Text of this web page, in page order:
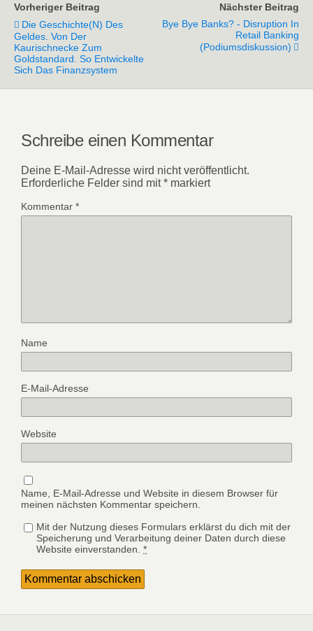
Vorheriger Beitrag
Die Geschichte(n) Des
Geldes. Von Der
Kaurischnecke Zum
Goldstandard. So Entwickelte
Sich Das Finanzsystem
Nächster Beitrag
Bye Bye Banks? - Disruption In
Retail Banking
(Podiumsdiskussion)
Schreibe einen Kommentar
Deine E-Mail-Adresse wird nicht veröffentlicht.
Erforderliche Felder sind mit* markiert
Kommentar *
Name
E-Mail-Adresse
Website
Name, E-Mail-Adresse und Website in diesem Browser für
meinen nächsten Kommentar speichern.
Mit der Nutzung dieses Formulars erklärst du dich mit der
Speicherung und Verarbeitung deiner Daten durch diese
Website einverstanden. *